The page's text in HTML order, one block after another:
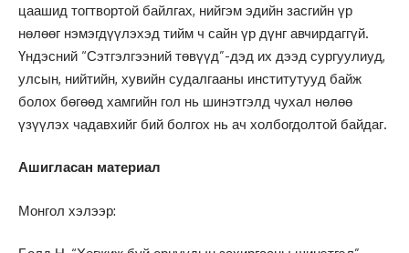
цаашид тогтвортой байлгах, нийгэм эдийн засгийн үр
нөлөөг нэмэгдүүлэхэд тийм ч сайн үр дүнг авчирдаггүй.
Үндэсний “Сэтгэлгээний төвүүд”-дэд их дээд сургуулиуд,
улсын, нийтийн, хувийн судалгааны институтууд байж
болох бөгөөд хамгийн гол нь шинэтгэлд чухал нөлөө
үзүүлэх чадавхийг бий болгох нь ач холбогдолтой байдаг.
Ашигласан материал
Монгол хэлээр: